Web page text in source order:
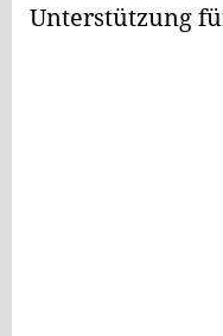
Unterstützung